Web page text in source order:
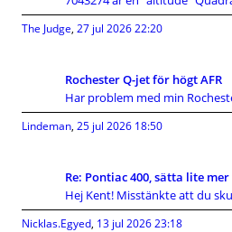
The Judge, 27 jul 2026 22:20
Rochester Q-jet för högt AFR
Har problem med min
Lindeman, 25 jul 2026 18:50
Re: Pontiac 400, sätta lite
Hej Kent! Misstänkte att du
Nicklas.Egyed, 13 jul 2026 23:18